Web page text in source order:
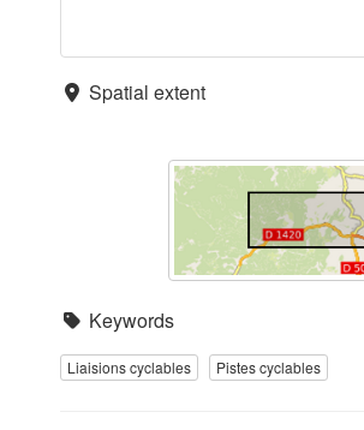
Spatial extent
Keywords
Liaisions cyclables Pistes cyclables